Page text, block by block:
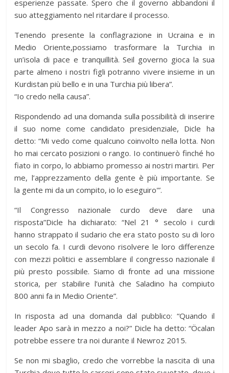
esperienze passate. Spero che il governo abbandoni il
suo atteggiamento nel ritardare il processo.
Tenendo presente la conflagrazione in Ucraina e in
Medio Oriente,possiamo trasformare la Turchia in
un’isola di pace e tranquillità. Seil governo gioca la sua
parte almeno i nostri figli potranno vivere insieme in un
Kurdistan più bello e in una Turchia più libera”.
“Io credo nella causa”.
Rispondendo ad una domanda sulla possibilità di inserire
il suo nome come candidato presidenziale, Dicle ha
detto: “Mi vedo come qualcuno coinvolto nella lotta. Non
ho mai cercato posizioni o rango. Io continuerò finché ho
fiato in corpo, lo abbiamo promesso ai nostri martiri. Per
me, l’apprezzamento della gente è più importante. Se
la gente mi da un compito, io lo eseguiro'”.
“Il Congresso nazionale curdo deve dare una
risposta”Dicle ha dichiarato: “Nel 21 ° secolo i curdi
hanno strappato il sudario che era stato posto su di loro
un secolo fa. I curdi devono risolvere le loro differenze
con mezzi politici e assemblare il congresso nazionale il
più presto possibile. Siamo di fronte ad una missione
storica, per stabilire l’unità che Saladino ha compiuto
800 anni fa in Medio Oriente”.
In risposta ad una domanda dal pubblico: “Quando il
leader Apo sarà in mezzo a noi?” Dicle ha detto: “Öcalan
potrebbe essere tra noi durante il Newroz 2015.
Se non mi sbaglio, credo che vorrebbe la nascita di una